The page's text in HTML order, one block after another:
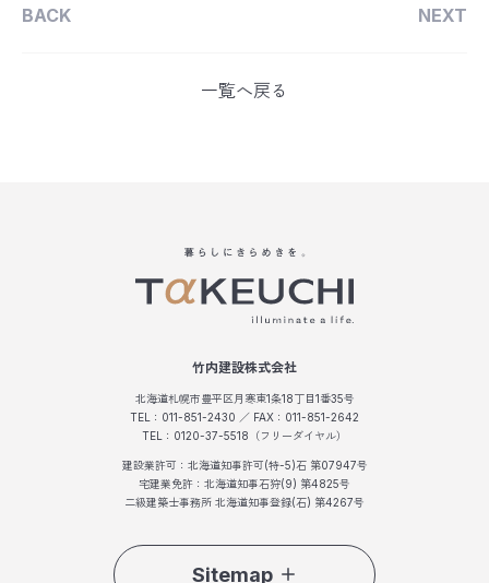
BACK
一覧へ戻る
NEXT
竹内建設株式会社
北海道札幌市豊平区月寒東1条18丁目1番35号
TEL：011-851-2430 ／ FAX：011-851-2642
TEL：0120-37-5518（フリーダイヤル）
建設業許可：北海道知事許可(特-5)石 第07947号
宅建業免許：北海道知事石狩(9) 第4825号
二級建築士事務所 北海道知事登録(石) 第4267号
Sitemap